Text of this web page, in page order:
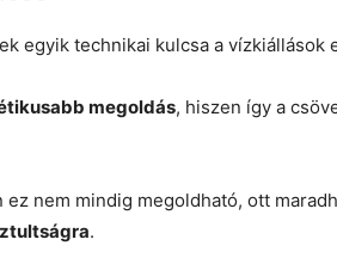
egyik technikai kulcsa a vízkiállások
megoldás, hiszen így a
ez nem mindig megoldható, ott
.